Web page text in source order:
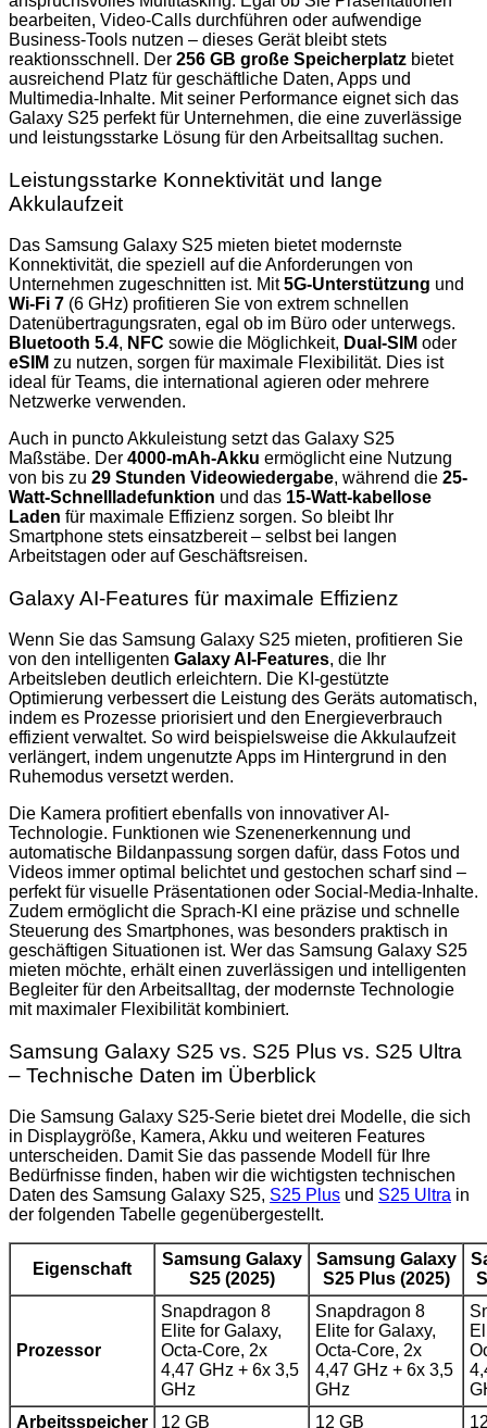
bearbeiten, Video-Calls durchführen oder aufwendige
Business-Tools nutzen – dieses Gerät bleibt stets
reaktionsschnell. Der 256 GB große Speicherplatz bietet
ausreichend Platz für geschäftliche Daten, Apps und
Multimedia-Inhalte. Mit seiner Performance eignet sich das
Galaxy S25 perfekt für Unternehmen, die eine zuverlässige
und leistungsstarke Lösung für den Arbeitsalltag suchen.
Leistungsstarke Konnektivität und lange
Akkulaufzeit
Das Samsung Galaxy S25 mieten bietet modernste
Konnektivität, die speziell auf die Anforderungen von
Unternehmen zugeschnitten ist. Mit5G-Unterstützung und
Wi-Fi 7 (6 GHz) profitieren Sie von extrem schnellen
Datenübertragungsraten, egal ob im Büro oder unterwegs.
Bluetooth 5.4, NFC sowie die Möglichkeit, Dual-SIM oder
eSIM zu nutzen, sorgen für maximale Flexibilität. Dies ist
ideal für Teams, die international agieren oder mehrere
Netzwerke verwenden.
Auch in puncto Akkuleistung setzt das Galaxy S25
Maßstäbe. Der 4000-mAh-Akku ermöglicht eine Nutzung
von bis zu 29 Stunden Videowiedergabe, während die 25-
Watt-Schnellladefunktion und das 15-Watt-kabellose
Laden für maximale Effizienz sorgen. So bleibt Ihr
Smartphone stets einsatzbereit – selbst bei langen
Arbeitstagen oder auf Geschäftsreisen.
Galaxy AI-Features für maximale Effizienz
Wenn Sie das Samsung Galaxy S25 mieten, profitieren Sie
von den intelligenten Galaxy AI-Features, die Ihr
Arbeitsleben deutlich erleichtern. Die KI-gestützte
Optimierung verbessert die Leistung des Geräts automatisch,
indem es Prozesse priorisiert und den Energieverbrauch
effizient verwaltet. So wird beispielsweise die Akkulaufzeit
verlängert, indem ungenutzte Apps im Hintergrund in den
Ruhemodus versetzt werden.
Die Kamera profitiert ebenfalls von innovativer AI-
Technologie. Funktionen wie Szenenerkennung und
automatische Bildanpassung sorgen dafür, dass Fotos und
Videos immer optimal belichtet und gestochen scharf sind –
perfekt für visuelle Präsentationen oder Social-Media-Inhalte.
Zudem ermöglicht die Sprach-KI eine präzise und schnelle
Steuerung des Smartphones, was besonders praktisch in
geschäftigen Situationen ist. Wer das Samsung Galaxy S25
mieten möchte, erhält einen zuverlässigen und intelligenten
Begleiter für den Arbeitsalltag, der modernste Technologie
mit maximaler Flexibilität kombiniert.
Samsung Galaxy S25 vs. S25 Plus vs. S25 Ultra
– Technische Daten im Überblick
Die Samsung Galaxy S25-Serie bietet drei Modelle, die sich
in Displaygröße, Kamera, Akku und weiteren Features
unterscheiden. Damit Sie das passende Modell für Ihre
Bedürfnisse finden, haben wir die wichtigsten technischen
Daten des Samsung Galaxy S25, S25 Plus und S25 Ultra in
der folgenden Tabelle gegenübergestellt.
Eigenschaft
Samsung Galaxy
S25 (2025)
Samsung Galaxy
S25 Plus (2025)
Prozessor
Snapdragon 8
Elite for Galaxy,
Octa-Core, 2x
4,47 GHz + 6x 3,5
GHz
Snapdragon 8
Elite for Galaxy,
Octa-Core, 2x
4,47 GHz + 6x 3,5
GHz
Arbeitsspeicher
12 GB 12 GB